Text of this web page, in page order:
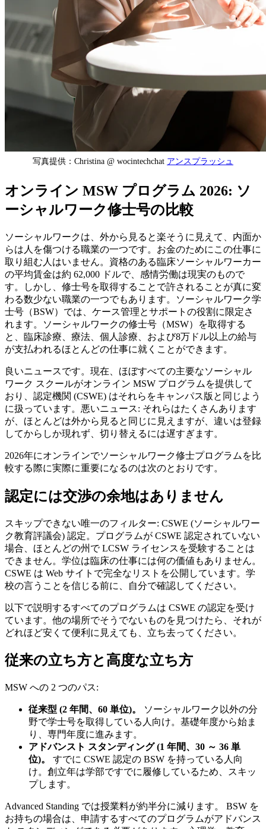
写真提供：Christina @ wocintechchat アンスプラッシュ
オンライン MSW プログラム 2026: ソ
ーシャルワーク修士号の比較
ソーシャルワークは、外から見ると楽そうに見えて、内面か
らは人を傷つける職業の一つです。お金のためにこの仕事に
取り組む人はいません。資格のある臨床ソーシャルワーカー
の平均賃金は約 62,000 ドルで、感情労働は現実のもので
す。しかし、修士号を取得することで許されることが真に変
わる数少ない職業の一つでもあります。ソーシャルワーク学
士号（BSW）では、ケース管理とサポートの役割に限定さ
れます。ソーシャルワークの修士号（MSW）を取得する
と、臨床診療、療法、個人診療、および8万ドル以上の給与
が支払われるほとんどの仕事に就くことができます。
良いニュースです。現在、ほぼすべての主要なソーシャル
ワーク スクールがオンライン MSW プログラムを提供して
おり、認定機関 (CSWE) はそれらをキャンパス版と同じよう
に扱っています。悪いニュース: それらはたくさんあります
が、ほとんどは外から見ると同じに見えますが、違いは登録
してからしか現れず、切り替えるには遅すぎます。
2026年にオンラインでソーシャルワーク修士プログラムを比
較する際に実際に重要になるのは次のとおりです。
認定には交渉の余地はありません
スキップできない唯一のフィルター: CSWE (ソーシャルワー
ク教育評議会) 認定。プログラムが CSWE 認定されていない
場合、ほとんどの州で LCSW ライセンスを受験することは
できません。学位は臨床の仕事には何の価値もありません。
CSWE は Web サイトで完全なリストを公開しています。学
校の言うことを信じる前に、自分で確認してください。
以下で説明するすべてのプログラムは CSWE の認定を受け
ています。他の場所でそうでないものを見つけたら、それが
どれほど安くて便利に見えても、立ち去ってください。
従来の立ち方と高度な立ち方
MSW への 2 つのパス:
従来型 (2 年間、60 単位)。
ソーシャルワーク以外の分
野で学士号を取得している人向け。基礎年度から始ま
り、専門年度に進みます。
アドバンスト スタンディング (1 年間、30 ～ 36 単
位)。
すでに CSWE 認定の BSW を持っている人向
け。創立年は学部ですでに履修しているため、スキッ
プします。
Advanced Standing では授業料が約半分に減ります。 BSW を
お持ちの場合は、申請するすべてのプログラムがアドバンス